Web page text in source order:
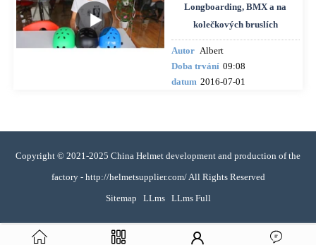
Longboarding, BMX a na
kolečkových bruslích
Autor Albert
Doba trvání 09:08
datum 2016-07-01
Copyright © 2021-2025 China Helmet development and production of the
factory - http://helmetsupplier.com/ All Rights Reserved
Sitemap LLms LLms Full